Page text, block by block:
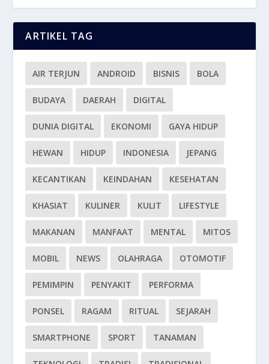
ARTIKEL TAG
AIR TERJUN ANDROID BISNIS BOLA
BUDAYA DAERAH DIGITAL
DUNIA DIGITAL EKONOMI GAYA HIDUP
HEWAN HIDUP INDONESIA JEPANG
KECANTIKAN KEINDAHAN KESEHATAN
KHASIAT KULINER KULIT LIFESTYLE
MAKANAN MANFAAT MENTAL MITOS
MOBIL NEWS OLAHRAGA OTOMOTIF
PEMIMPIN PENYAKIT PERFORMA
PONSEL RAGAM RITUAL SEJARAH
SMARTPHONE SPORT TANAMAN